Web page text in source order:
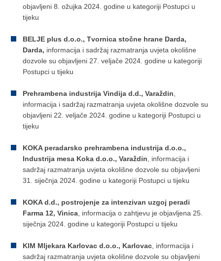
objavljeni 8. ožujka 2024. godine u kategoriji Postupci u
tijeku
BELJE plus d.o.o., Tvornica stočne hrane Darda,
Darda, informacija i sadržaj razmatranja uvjeta okolišne
dozvole su objavljeni 27. veljače 2024. godine u kategoriji
Postupci u tijeku
Prehrambena industrija Vindija d.d., Varaždin
informacija i sadržaj razmatranja uvjeta okolišne dozvole su
objavljeni 22. veljače 2024. godine u kategoriji Postupci u
tijeku
KOKA peradarsko prehrambena industrija d.o.o.,
Industrija mesa Koka d.o.o., Varaždin , informacija i
sadržaj razmatranja uvjeta okolišne dozvole su objavljeni
31. siječnja 2024. godine u kategoriji Postupci u tijeku
KOKA d.d., postrojenje za intenzivan uzgoj peradi
Farma 12, Vinica , informacija o zahtjevu je objavljena 25.
siječnja 2024. godine u kategoriji Postupci u tijeku
KIM Mljekara Karlovac d.o.o., Karlovac , informacija i
sadržaj razmatranja uvjeta okolišne dozvole su objavljeni